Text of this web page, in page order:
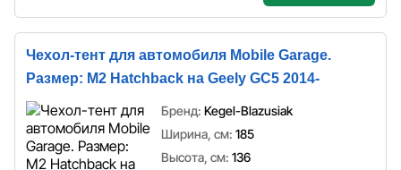
Чехол-тент для автомобиля Mobile Garage.
Размер: M2 Hatchback на Geely GC5 2014-
Бренд: Kegel-Blazusiak
Ширина, см: 185
Высота, см: 136